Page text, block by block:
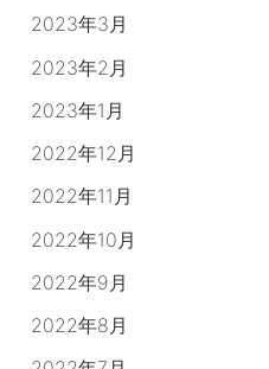
2023年3月
2023年2月
2023年1月
2022年12月
2022年11月
2022年10月
2022年9月
2022年8月